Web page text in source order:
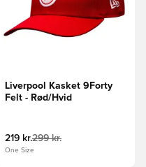
Liverpool Kasket 9Forty
Felt - Rød/Hvid
219 kr.299 kr.
One Size